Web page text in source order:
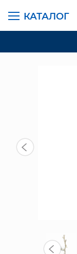
КАТАЛОГ
ГЛАВНАЯ СТРАНИЦА